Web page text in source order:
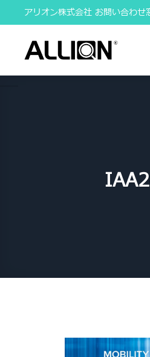
to
content
アリオン株式会社 お問い合わせ